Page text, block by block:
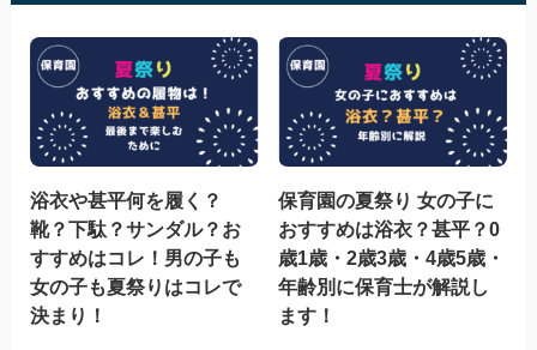
浴衣や甚平何を履く？
靴？下駄？サンダル？お
すすめはコレ！男の子も
女の子も夏祭りはコレで
決まり！
保育園の夏祭り 女の子に
おすすめは浴衣？甚平？0
歳1歳・2歳3歳・4歳5歳・
年齢別に保育士が解説し
ます！